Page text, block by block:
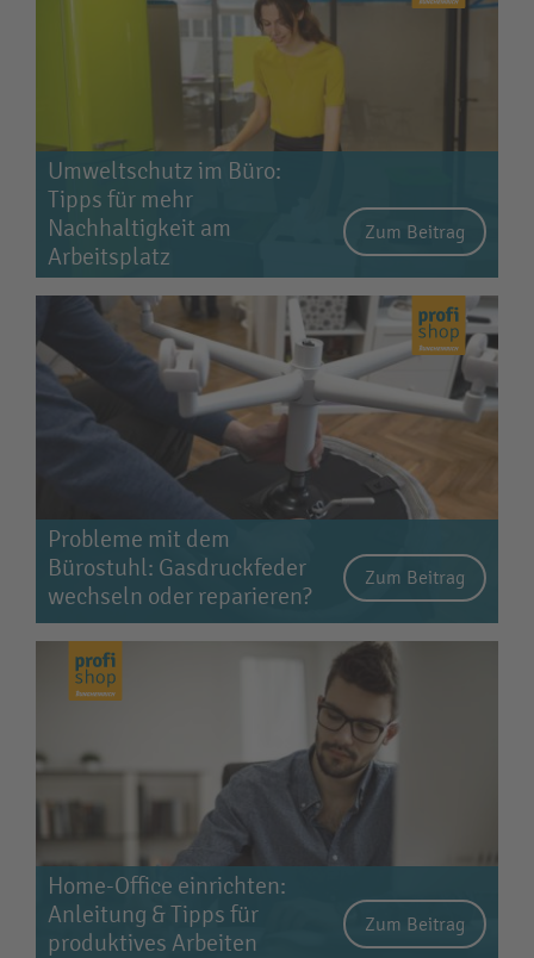
Umweltschutz im Büro:
Tipps für mehr
Nachhaltigkeit am
Arbeitsplatz
Zum Beitrag
Probleme mit dem
Bürostuhl: Gasdruckfeder
wechseln oder reparieren?
Zum Beitrag
Home-Office einrichten:
Anleitung & Tipps für
produktives Arbeiten
Zum Beitrag